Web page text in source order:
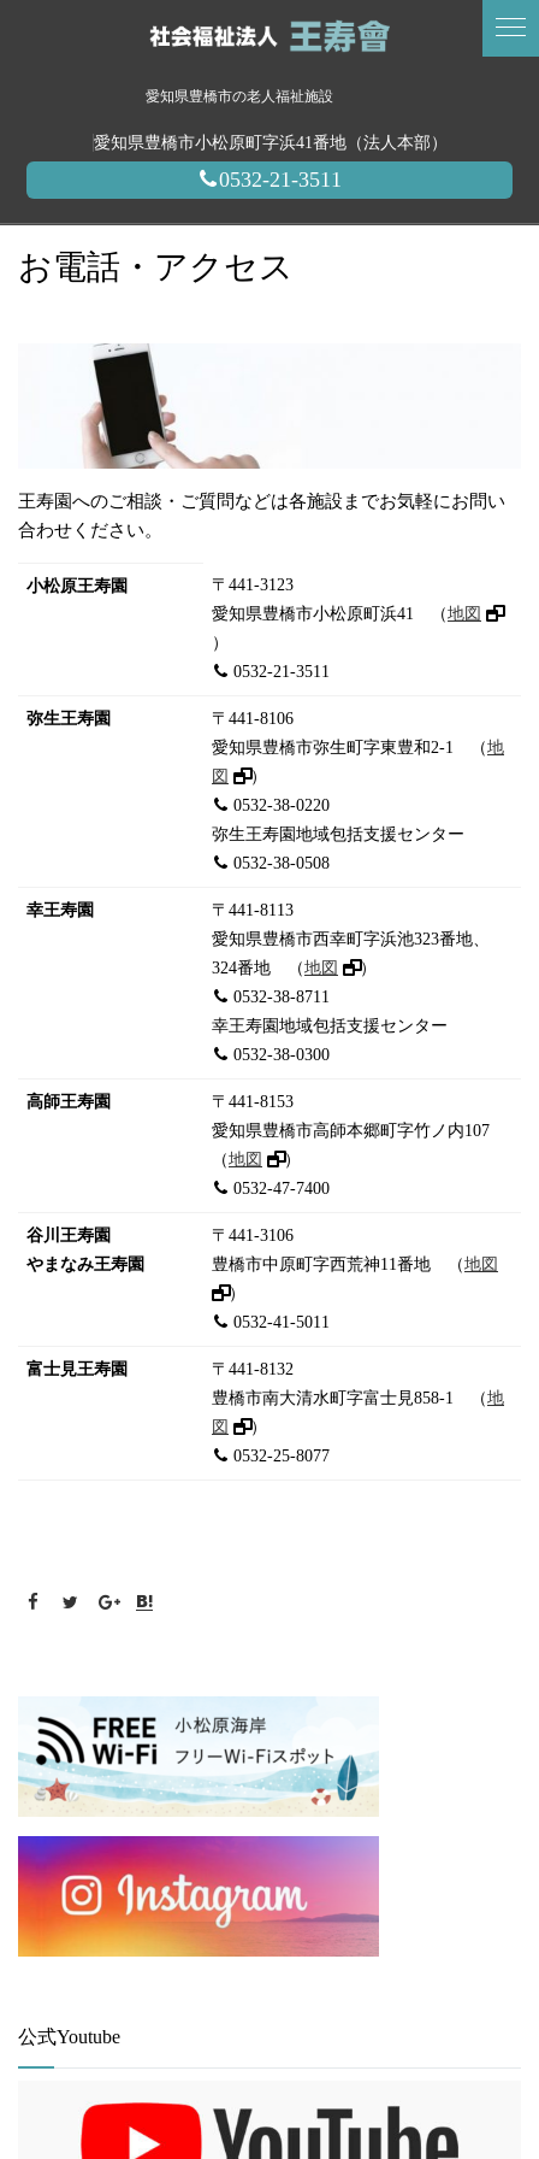
愛知県豊橋市の老人福祉施設
愛知県豊橋市小松原町字浜41番地（法人本部）
0532-21-3511
お電話・アクセス
王寿園へのご相談・ご質問などは各施設までお気軽にお問い
合わせください。
小松原王寿園
〒441-3123
愛知県豊橋市小松原町浜41 （地図
）
0532-21-3511
弥生王寿園
〒441-8106
愛知県豊橋市弥生町字東豊和2-1 （地
図
）
0532-38-0220
弥生王寿園地域包括支援センター
0532-38-0508
幸王寿園
〒441-8113
愛知県豊橋市西幸町字浜池323番地、
324番地 （地図
）
0532-38-8711
幸王寿園地域包括支援センター
0532-38-0300
高師王寿園
〒441-8153
愛知県豊橋市高師本郷町字竹ノ内107
（地図
）
0532-47-7400
谷川王寿園
やまなみ王寿園
〒441-3106
豊橋市中原町字西荒神11番地 （地図
）
0532-41-5011
富士見王寿園
〒441-8132
豊橋市南大清水町字富士見858-1 （地
図
）
0532-25-8077
公式Youtube